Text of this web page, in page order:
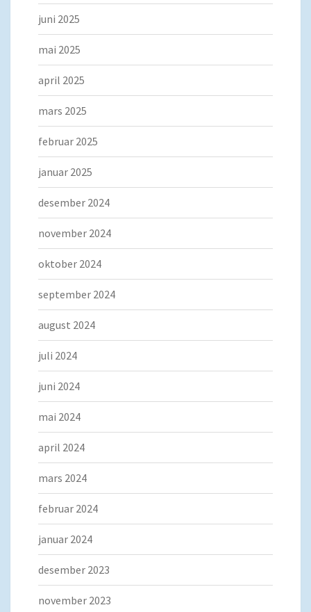
juni 2025
mai 2025
april 2025
mars 2025
februar 2025
januar 2025
desember 2024
november 2024
oktober 2024
september 2024
august 2024
juli 2024
juni 2024
mai 2024
april 2024
mars 2024
februar 2024
januar 2024
desember 2023
november 2023